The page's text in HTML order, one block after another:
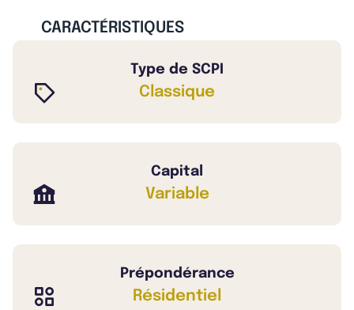
CARACTÉRISTIQUES
Type de SCPI
Classique
Capital
Variable
Prépondérance
Résidentiel